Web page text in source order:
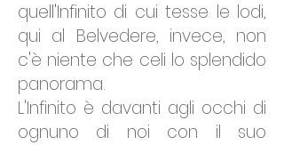
quell'Infinito di cui tesse le lodi,
qui al Belvedere, invece, non
c'è niente che celi lo splendido
panorama.
L'Infinito è davanti agli occhi di
ognuno di noi con il suo